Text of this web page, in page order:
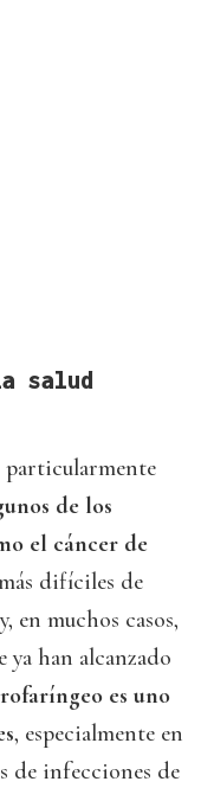
salud
particularmente
de los
el cáncer de
difíciles de
en muchos casos,
ya han alcanzado
es uno
, especialmente en
de infecciones de